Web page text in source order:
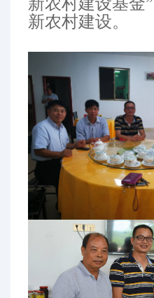
新农村建设。